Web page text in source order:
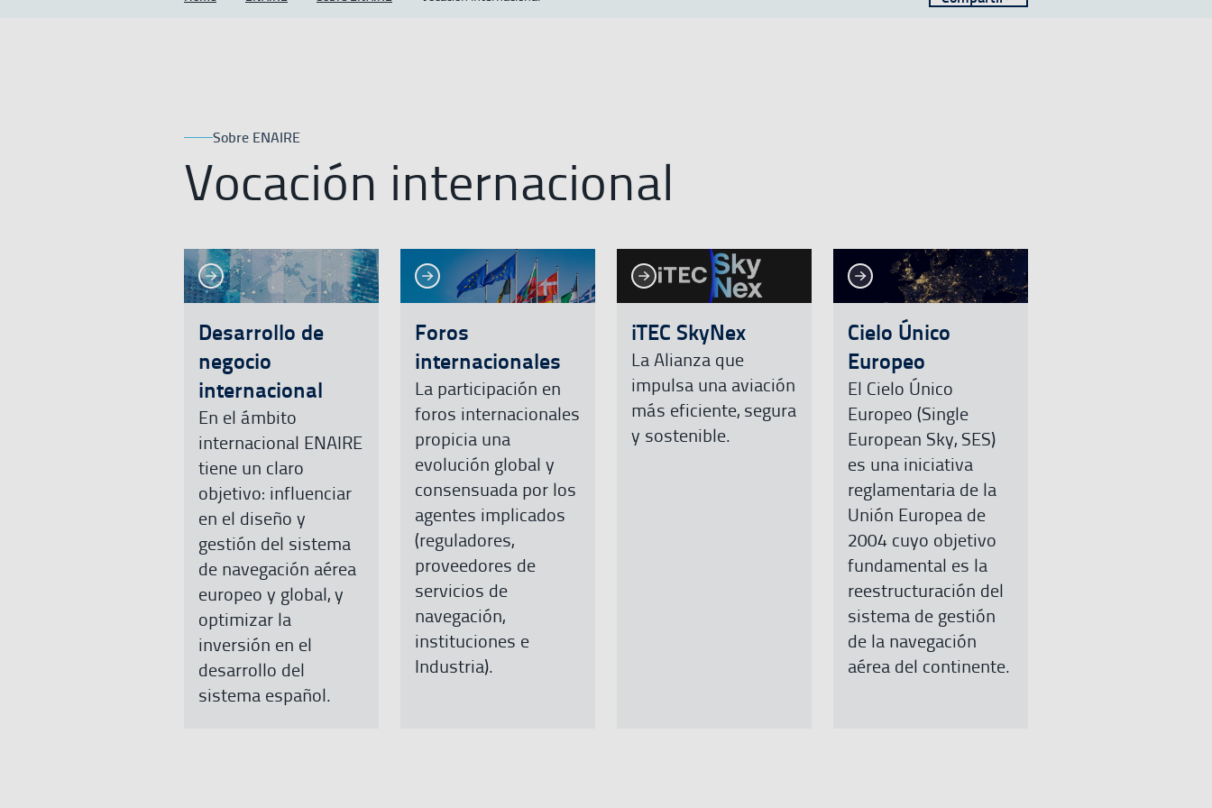
Sobre ENAIRE
Vocación internacional
Ver másVer más
Desarrollo de
negocio
internacional
En el ámbito
internacional ENAIRE
tiene un claro
objetivo: influenciar
en el diseño y
gestión del sistema
de navegación aérea
europeo y global, y
optimizar la
inversión en el
desarrollo del
sistema español.
Ver más Ver más
Foros
internacionales
La participación en
foros internacionales
propicia una
evolución global y
consensuada por los
agentes implicados
(reguladores,
proveedores de
servicios de
navegación,
instituciones e
Industria).
Ver más Ver más
iTEC SkyNex
La Alianza que
impulsa una aviación
más eficiente, segura
y sostenible.
Ver más
Cielo Único
Europeo
El Cielo Único
Europeo (Single
European Sky, SES)
es una iniciativa
reglamentaria de la
Unión Europea de
2004 cuyo objetivo
fundamental es la
reestructuración del
sistema de gestión
de la navegación
aérea del continente.